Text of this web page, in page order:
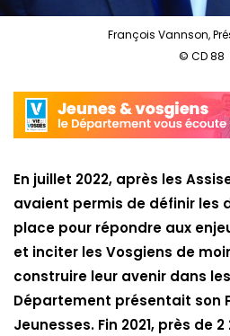
François Vannson,
© CD 88
En juillet 2022, après les
avaient permis de définir les
place pour répondre aux
et inciter les Vosgiens de
construire leur avenir dans
Département présentait son
Jeunesses. Fin 2021, près de